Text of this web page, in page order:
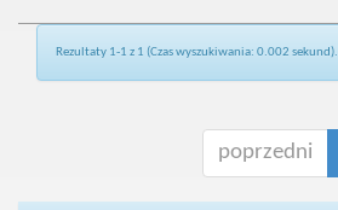
Rezultaty 1-1 z 1 (Czas wyszukiwania: 0.002 sekund).
poprzedni